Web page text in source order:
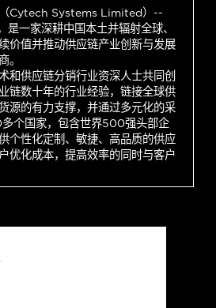
（Cytech Systems Limited）--
是一家深耕中国本土并辐射全球、
价值并推动供应链产业创新与发展
。
和供应链分销行业资深人士共同创
链数十年的行业经验，链接全球供
源的有力支撑，并通过多元化的采
个国家，包含世界500强头部企
个性化定制、敏捷、高品质的供应
优化成本，提高效率的同时与客户